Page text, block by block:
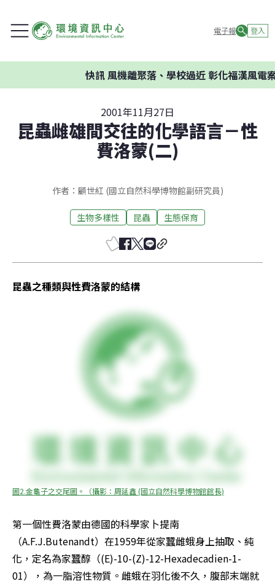
電子報 登入
快訊風機離聚落、學校過近 彰化福漢風電案
2001年11月27日
昆蟲雌雄間交往的化學語言－性
費洛蒙(二)
作者：顧世紅 (國立自然科學博物館副研究員)
生物多樣性 昆蟲 生態保育
昆蟲之種類與性費洛蒙的結構
圖2.金龜子之交尾圖。（攝影：周延鑫 (國立自然科學博物館館長)
第一個性費洛蒙由德國的科學家卜提南
（A.F.J.Butenandt）在1959年從家蠶雌蛾身上抽取、純
化，定名為家蠶醇（(E)-10-(Z)-12-Hexadecadien-1-
01），為一脂溶性物質。雌蛾在羽化後不久，腹部末端就